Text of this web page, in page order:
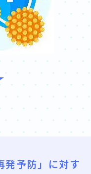
発予防」に対す